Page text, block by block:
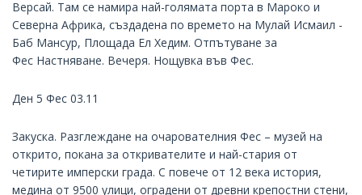
Версай. Там се намира най-голямата порта в Мароко и
Северна Африка, създадена по времето на Мулай Исмаил -
Баб Мансур, Площада Ел Хедим. Отпътуване за
Фес Настняване. Вечеря. Нощувка във Фес.
Ден 5 Фес 03.11
Закуска. Разглеждане на очарователния Фес – музей на
открито, покана за откривателите и най-стария от
четирите имперски града. С повече от 12 века история,
медина от 9500 улици, оградени от древни крепостни стени,